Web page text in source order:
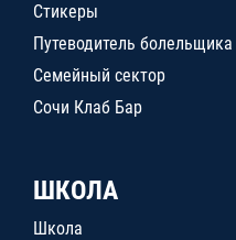
Стикеры
Путеводитель болельщика
Семейный сектор
Сочи Клаб Бар
ШКОЛА
Школа